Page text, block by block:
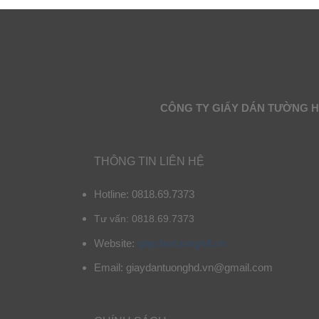
CÔNG TY GIẤY DÁN TƯỜNG
THÔNG TIN LIÊN HỆ
Hotline: 0818.69.7373
Tư vấn: 0818.69.7373
Website: giaydantuonghd.vn
Email: giaydantuonghd.vn@gmail.com